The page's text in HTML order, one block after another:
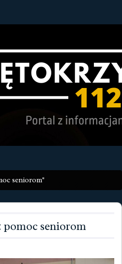
seniorom"
pomoc seniorom